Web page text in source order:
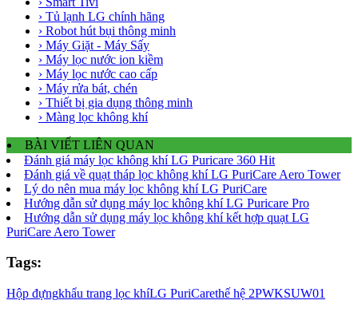
› Tủ lạnh LG chính hãng
› Robot hút bụi thông minh
› Máy Giặt - Máy Sấy
› Máy lọc nước ion kiềm
› Máy lọc nước cao cấp
› Máy rửa bát, chén
› Thiết bị gia dụng thông minh
› Màng lọc không khí
BÀI VIẾT LIÊN QUAN
Đánh giá máy lọc không khí LG Puricare 360 Hit
Đánh giá về quạt tháp lọc không khí LG PuriCare Aero Tower
Lý do nên mua máy lọc không khí LG PuriCare
Hướng dẫn sử dụng máy lọc không khí LG Puricare Pro
Hướng dẫn sử dụng máy lọc không khí kết hợp quạt LG
PuriCare Aero Tower
Tags:
Hộp đựngkhẩu trang lọc khíLG PuriCarethế hệ 2PWKSUW01